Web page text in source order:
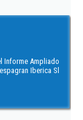
Informe Ampliado
Iberica Sl